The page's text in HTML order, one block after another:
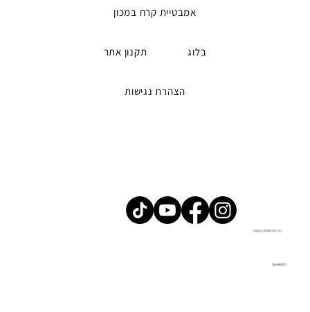
אמבטיית קרח במכון
בלוג תקנון אתר
הצהרת נגישות
iceguru2@gmail.com
058-6669023